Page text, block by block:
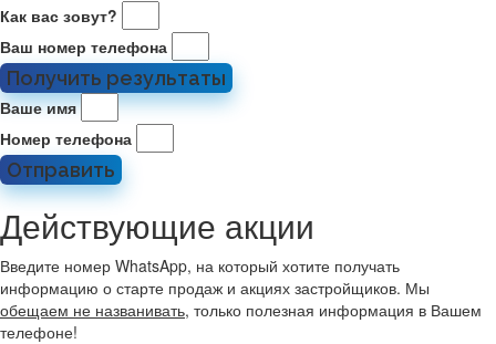
Как вас зовут?
Ваш номер телефона
Получить результаты
Ваше имя
Номер телефона
Отправить
Действующие акции
Введите номер WhatsApp, на который хотите получать
информацию о старте продаж и акциях застройщиков. Мы
обещаем не названивать, только полезная информация в Вашем
телефоне!